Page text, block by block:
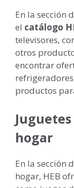
En la sección
el catálogo
televisores,
otros
encontrar
productos
hogar
En la sección
hogar, HEB